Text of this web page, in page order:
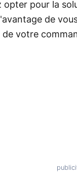
opter pour la
de
votre